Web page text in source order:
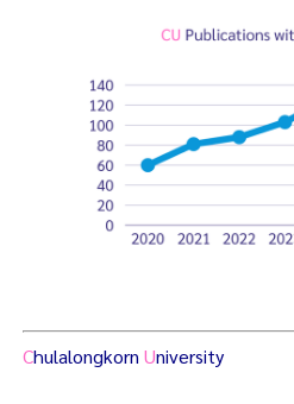
Chulalongkorn University